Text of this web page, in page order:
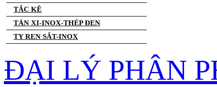
TẮC KÊ
TÁN XI-INOX-THÉP ĐEN
TY REN SẮT-INOX
ĐẠI LÝ PHÂN